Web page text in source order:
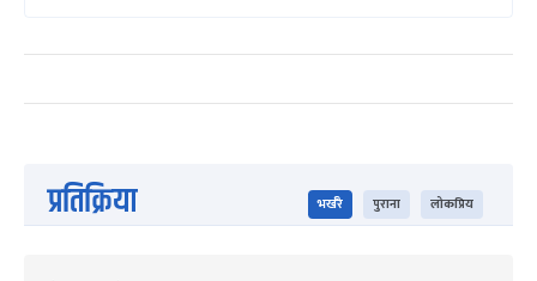
प्रतिक्रिया भर्खरै पुराना लोकप्रिय